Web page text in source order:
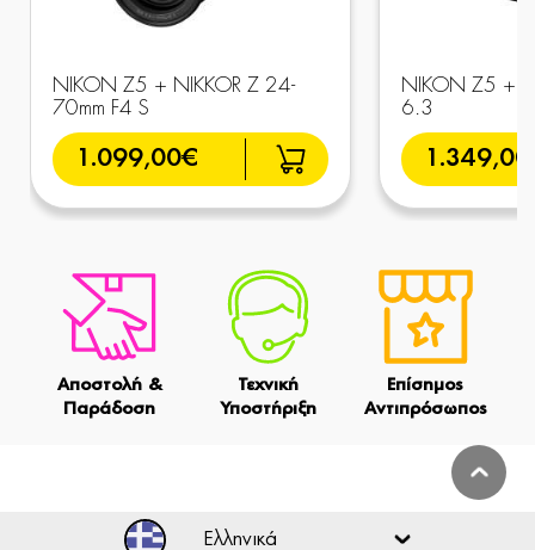
NIKON Z5 + NIKKOR Z 24-
70mm F4 S
1.099,00€
NIKON Z5 +
6.3
Αποστολή &
Παράδοση
Τεχνική
Υποστήριξη
Επίσημος
Αντιπρόσωπος
Ελληνικά